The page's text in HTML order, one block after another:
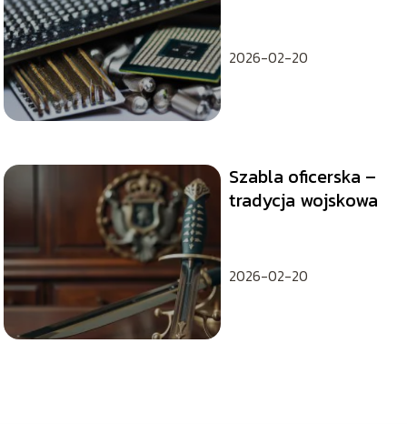
2026-02-20
Szabla oficerska –
tradycja wojskowa
2026-02-20